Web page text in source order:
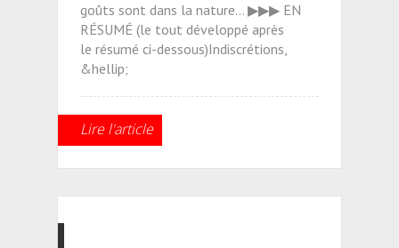
goûts sont dans la nature... ▶▶▶ EN
RÉSUMÉ (le tout développé après
le résumé ci-dessous)Indiscrétions,
&hellip;
Lire l'article